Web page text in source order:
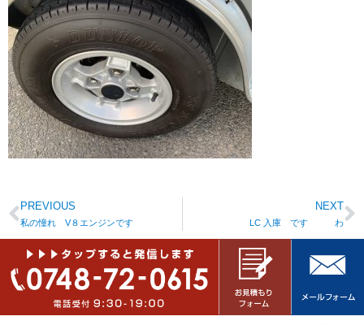
PREVIOUS
私の憧れ V８エンジンです
NEXT
LC 入庫 です わ